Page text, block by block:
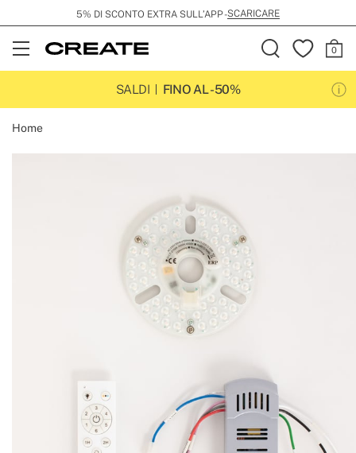
5% DI SCONTO EXTRA SULL’APP -SCARICARE
Open
Menu
SALDI
FINO AL -50%
Home